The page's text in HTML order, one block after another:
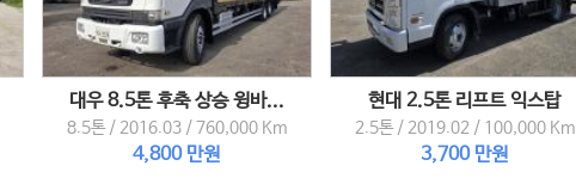
대우 8.5톤 후축 상승 윙바...
8.5톤 / 2016.03 / 760,000 Km
4,800 만원
현대 2.5톤 리프트 익스탑
2.5톤 / 2019.02 / 100,000 Km
3,700 만원